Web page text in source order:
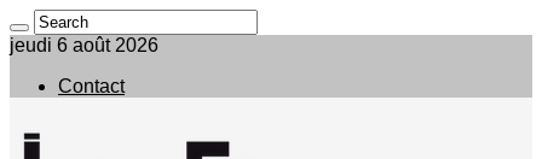
jeudi 6 août 2026
Contact